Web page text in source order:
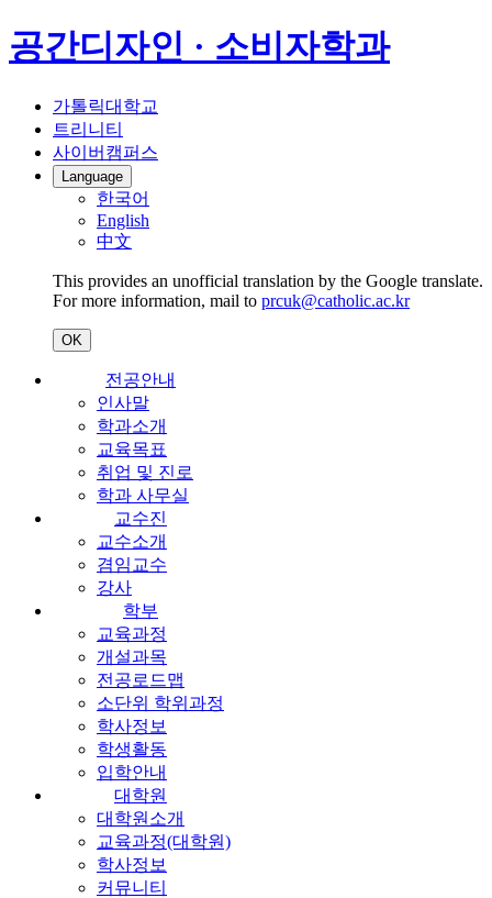
공간디자인 · 소비자학과
가톨릭대학교
트리니티
사이버캠퍼스
Language
한국어
English
中文
This provides an unofficial translation by the Google translate.
For more information, mail to prcuk@catholic.ac.kr
OK
전공안내
인사말
학과소개
교육목표
취업 및 진로
학과 사무실
교수진
교수소개
겸임교수
강사
학부
교육과정
개설과목
전공로드맵
소단위 학위과정
학사정보
학생활동
입학안내
대학원
대학원소개
교육과정(대학원)
학사정보
커뮤니티